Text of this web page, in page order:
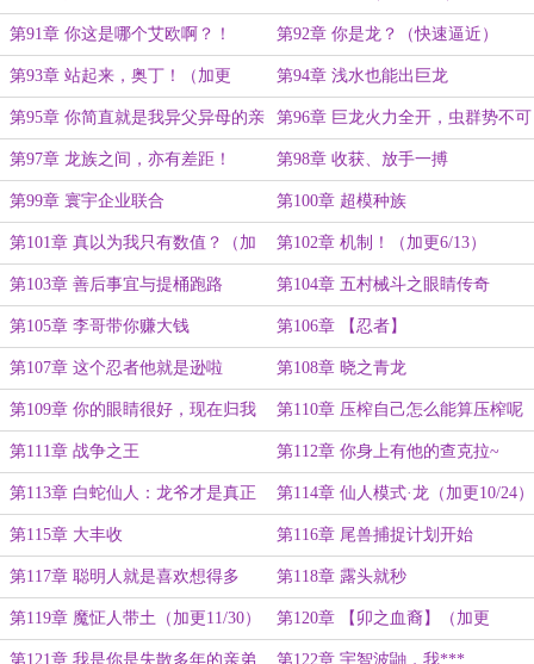
第91章 你这是哪个艾欧啊？！ 第92章 你是龙？（快速逼近）
第93章 站起来，奥丁！（加更
3/11）
第94章 浅水也能出巨龙
第95章 你简直就是我异父异母的亲
兄弟
第96章 巨龙火力全开，虫群势不可
挡！（加更4/12）
第97章 龙族之间，亦有差距！ 第98章 收获、放手一搏
第99章 寰宇企业联合 第100章 超模种族
第101章 真以为我只有数值？（加
更5/13）
第102章 机制！（加更6/13）
第103章 善后事宜与提桶跑路 第104章 五村械斗之眼睛传奇
第105章 李哥带你赚大钱 第106章 【忍者】
第107章 这个忍者他就是逊啦 第108章 晓之青龙
第109章 你的眼睛很好，现在归我
了（加更7/18）
第110章 压榨自己怎么能算压榨呢
（加更8/21）
第111章 战争之王 第112章 你身上有他的查克拉~
第113章 白蛇仙人：龙爷才是真正
的爷！（加更9/24）
第114章 仙人模式·龙（加更10/24）
第115章 大丰收 第116章 尾兽捕捉计划开始
第117章 聪明人就是喜欢想得多 第118章 露头就秒
第119章 魔怔人带土（加更11/30） 第120章 【卯之血裔】（加更
12/30）
第121章 我是你是失散多年的亲弟 第122章 宇智波鼬，我***